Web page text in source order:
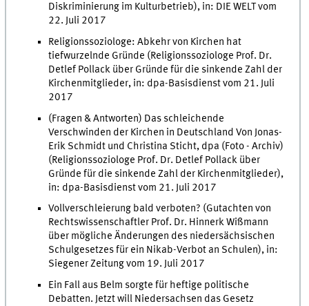
Diskriminierung im Kulturbetrieb), in: DIE WELT vom
22. Juli 2017
Religionssoziologe: Abkehr von Kirchen hat
tiefwurzelnde Gründe (Religionssoziologe Prof. Dr.
Detlef Pollack über Gründe für die sinkende Zahl der
Kirchenmitglieder, in: dpa-Basisdienst vom 21. Juli
2017
(Fragen & Antworten) Das schleichende
Verschwinden der Kirchen in Deutschland Von Jonas-
Erik Schmidt und Christina Sticht, dpa (Foto - Archiv)
(Religionssoziologe Prof. Dr. Detlef Pollack über
Gründe für die sinkende Zahl der Kirchenmitglieder),
in: dpa-Basisdienst vom 21. Juli 2017
Vollverschleierung bald verboten? (Gutachten von
Rechtswissenschaftler Prof. Dr. Hinnerk Wißmann
über mögliche Änderungen des niedersächsischen
Schulgesetzes für ein Nikab-Verbot an Schulen), in:
Siegener Zeitung vom 19. Juli 2017
Ein Fall aus Belm sorgte für heftige politische
Debatten. Jetzt will Niedersachsen das Gesetz